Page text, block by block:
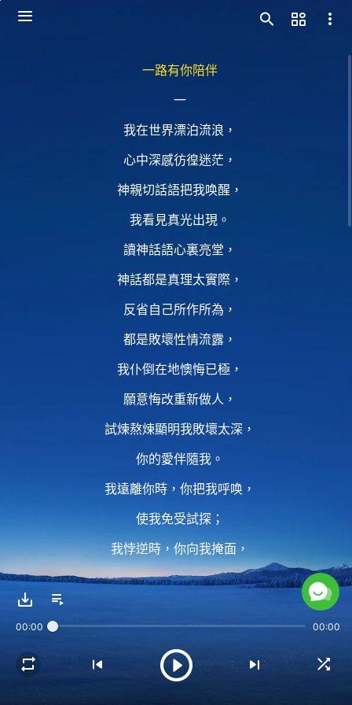
一路有你陪伴
一
我在世界漂泊流浪，
心中深感彷徨迷茫，
神親切話語把我唤醒，
我看見真光出現。
讀神話語心裏亮堂，
神話都是真理太實際，
反省自己所作所為，
都是敗壞性情流露，
我仆倒在地懊悔已極，
願意悔改重新做人，
試煉熬煉顯明我敗壞太深，
你的愛伴隨我。
我遠離你時，你把我呼唤，
使我免受試探；
我悖逆時，你向我掩面，
我心中憂傷痛苦；
當我被撒但迷惑苦害，
00:00 00:00